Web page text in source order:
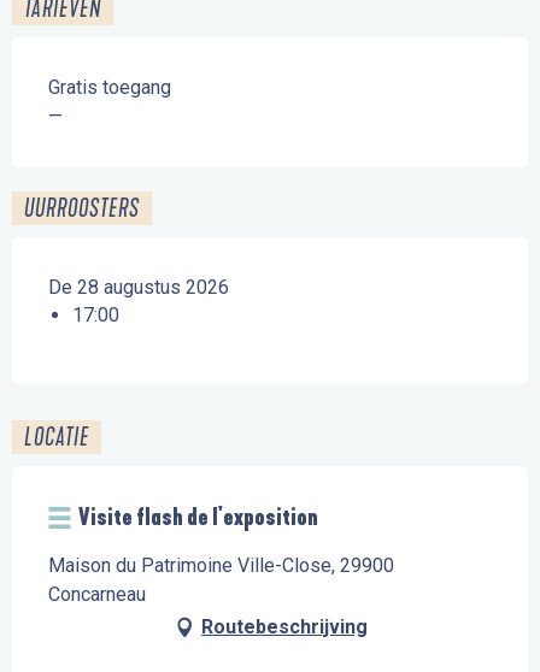
TARIEVEN
Gratis toegang
—
UURROOSTERS
De 28 augustus 2026
17:00
LOCATIE
Visite flash de l'exposition
Maison du Patrimoine Ville-Close, 29900
Concarneau
Routebeschrijving